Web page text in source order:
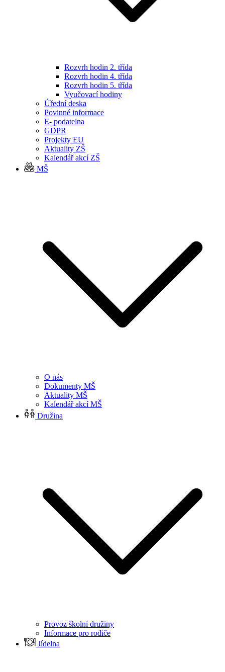
Rozvrh hodin 2. třída
Rozvrh hodin 4. třída
Rozvrh hodin 5. třída
Vyučovací hodiny
Úřední deska
Povinné informace
E- podatelna
GDPR
Projekty EU
Aktuality ZŠ
Kalendář akcí ZŠ
MŠ
O nás
Dokumenty MŠ
Aktuality MŠ
Kalendář akcí MŠ
Družina
Provoz školní družiny
Informace pro rodiče
Jídelna